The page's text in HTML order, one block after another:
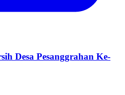
Desa Pesanggrahan Ke-